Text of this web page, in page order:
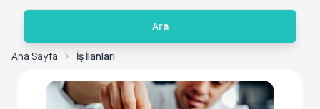
Ara
Ana Sayfa İş İlanları